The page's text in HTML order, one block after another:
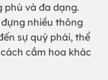
phú và đa dạng.
nhiều thông
sự quý phái, thể
cắm hoa khác